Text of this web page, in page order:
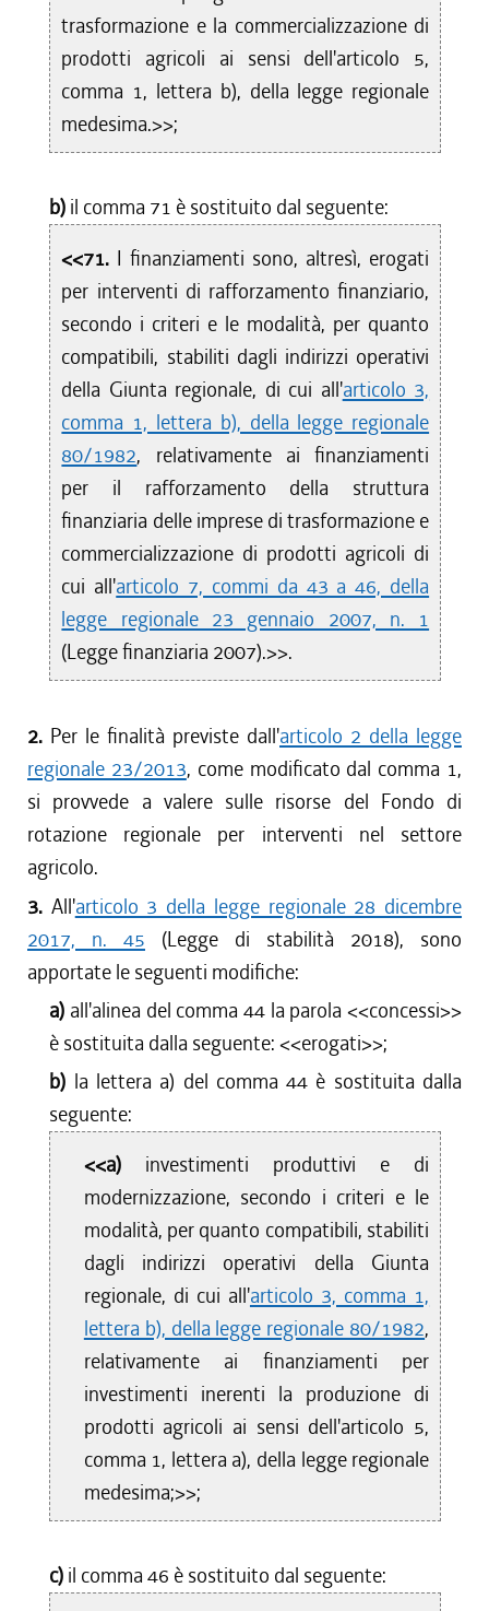
trasformazione e la commercializzazione di
prodotti agricoli ai sensi dell'articolo 5,
comma 1, lettera b), della legge regionale
medesima.>>;
b) il comma 71 è sostituito dal seguente:
<<71. I finanziamenti sono, altresì, erogati
per interventi di rafforzamento finanziario,
secondo i criteri e le modalità, per quanto
compatibili, stabiliti dagli indirizzi operativi
della Giunta regionale, di cui all'articolo 3,
comma 1, lettera b), della legge regionale
80/1982, relativamente ai finanziamenti
per il rafforzamento della struttura
finanziaria delle imprese di trasformazione e
commercializzazione di prodotti agricoli di
cui all'articolo 7, commi da 43 a 46, della
legge regionale 23 gennaio 2007, n. 1
(Legge finanziaria 2007).>>.
2. Per le finalità previste dall'articolo 2 della legge
regionale 23/2013, come modificato dal comma 1,
si provvede a valere sulle risorse del Fondo di
rotazione regionale per interventi nel settore
agricolo.
3. All'articolo 3 della legge regionale 28 dicembre
2017, n. 45 (Legge di stabilità 2018), sono
apportate le seguenti modifiche:
a) all'alinea del comma 44 la parola <<concessi>>
è sostituita dalla seguente: <<erogati>>;
b) la lettera a) del comma 44 è sostituita dalla
seguente:
<<a) investimenti produttivi e di
modernizzazione, secondo i criteri e le
modalità, per quanto compatibili, stabiliti
dagli indirizzi operativi della Giunta
regionale, di cui all'articolo 3, comma 1,
lettera b), della legge regionale 80/1982,
relativamente ai finanziamenti per
investimenti inerenti la produzione di
prodotti agricoli ai sensi dell'articolo 5,
comma 1, lettera a), della legge regionale
medesima;>>;
c) il comma 46 è sostituito dal seguente: